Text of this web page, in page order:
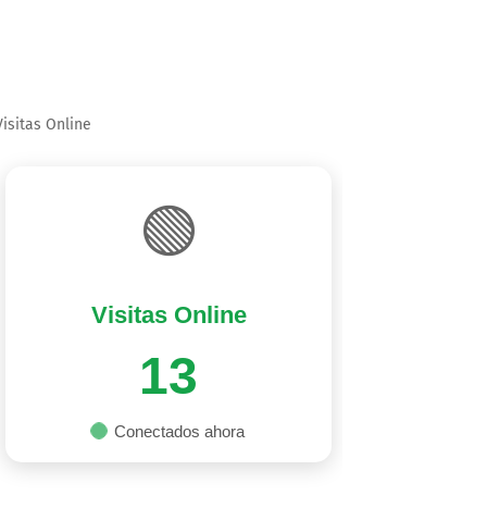
Online
🟢
Visitas Online
13
Conectados ahora